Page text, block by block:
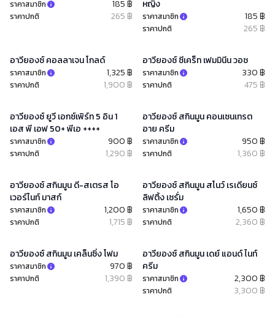
ราคาสมาชิก 185 ฿
ราคาปกติ 265 ฿
หญิง
ราคาสมาชิก 185 ฿
ราคาปกติ 265 ฿
อาวียองซ์ คอลลาเจน โกลด์
ราคาสมาชิก 1,325 ฿
ราคาปกติ 1,900 ฿
อาวียองซ์ ซีเคร็ท เฟมมินีน วอช
ราคาสมาชิก 330 ฿
ราคาปกติ 475 ฿
อาวียองซ์ ยูวี เอกซ์เพิร์ท 5 อิน 1
เอส พี เอฟ 50+ พีเอ ++++
ราคาสมาชิก 900 ฿
ราคาปกติ 1,290 ฿
อาวียองซ์ สกินมูน คอนเซนเทรต
อาย ครีม
ราคาสมาชิก 950 ฿
ราคาปกติ 1,360 ฿
อาวียองซ์ สกินมูน ดี-สเตรส โอ
เวอร์ไนท์ มาสก์
ราคาสมาชิก 1,200 ฿
ราคาปกติ 1,715 ฿
อาวียองซ์ สกินมูน สโนว์ เรเดียนซ์
ลิฟติ้ง เซรั่ม
ราคาสมาชิก 1,650 ฿
ราคาปกติ 2,360 ฿
อาวียองซ์ สกินมูน เคล็นซิ่ง โฟม
ราคาสมาชิก 970 ฿
ราคาปกติ 1,390 ฿
อาวียองซ์ สกินมูน เดย์ แอนด์ ไนท์
ครีม
ราคาสมาชิก 2,300 ฿
ราคาปกติ 3,300 ฿